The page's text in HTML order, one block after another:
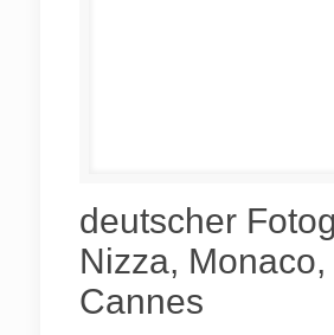
deutscher
Nizza, Monaco,
Cannes